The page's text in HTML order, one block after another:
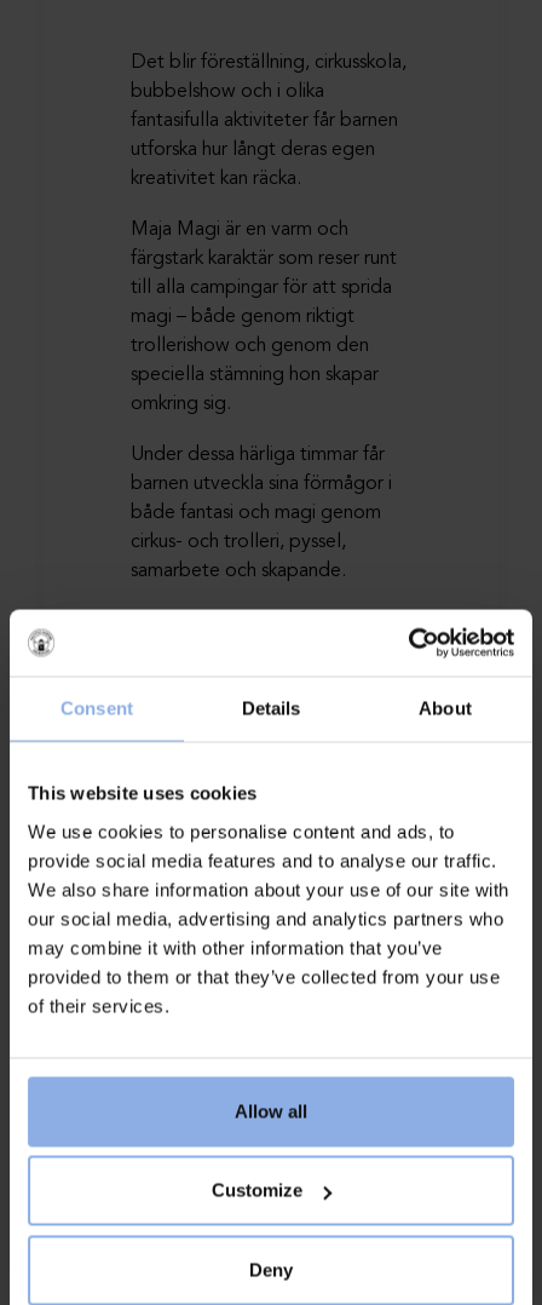
Consent Details About
This website uses cookies
We use cookies to personalise content and ads, to
provide social media features and to analyse our traffic.
We also share information about your use of our site with
our social media, advertising and analytics partners who
may combine it with other information that you’ve
provided to them or that they’ve collected from your use
of their services.
Allow all
Customize
Deny
Det blir föreställning, cirkusskola,
bubbelshow och i olika
fantasifulla aktiviteter får barnen
utforska hur långt deras egen
kreativitet kan räcka.
Maja Magi är en varm och
färgstark karaktär som reser runt
till alla campingar för att sprida
magi – både genom riktigt
trollerishow och genom den
speciella stämning hon skapar
omkring sig.
Under dessa härliga timmar får
barnen utveckla sina förmågor i
både fantasi och magi genom
cirkus- och trolleri, pyssel,
samarbete och skapande.
Galna Professorn